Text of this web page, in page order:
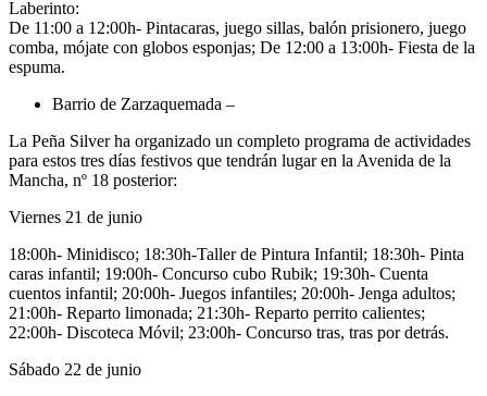
Laberinto:
De 11:00 a 12:00h- Pintacaras, juego sillas, balón prisionero, juego
comba, mójate con globos esponjas; De 12:00 a 13:00h- Fiesta de la
espuma.
Barrio de Zarzaquemada –
La Peña Silver ha organizado un completo programa de actividades
para estos tres días festivos que tendrán lugar en la Avenida de la
Mancha, nº 18 posterior:
Viernes 21 de junio
18:00h- Minidisco; 18:30h-Taller de Pintura Infantil; 18:30h- Pinta
caras infantil; 19:00h- Concurso cubo Rubik; 19:30h- Cuenta
cuentos infantil; 20:00h- Juegos infantiles; 20:00h- Jenga adultos;
21:00h- Reparto limonada; 21:30h- Reparto perrito calientes;
22:00h- Discoteca Móvil; 23:00h- Concurso tras, tras por detrás.
Sábado 22 de junio